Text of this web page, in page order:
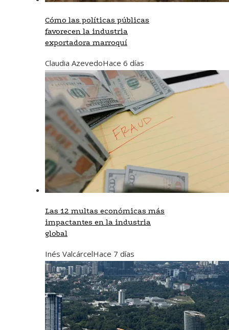
Cómo las políticas públicas
favorecen la industria
exportadora marroquí
Claudia AzevedoHace 6 días
Las 12 multas económicas más
impactantes en la industria
global
Inés ValcárcelHace 7 días